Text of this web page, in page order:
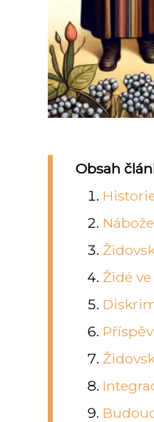
Obsah
Židé